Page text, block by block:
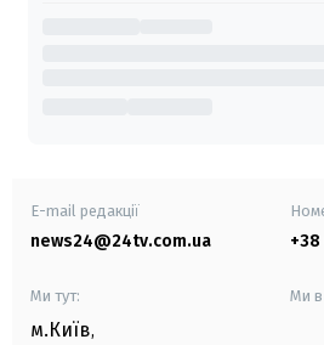
E-mail редакції
news24@24tv.com.ua
Ми тут:
м.Київ,
Ми в